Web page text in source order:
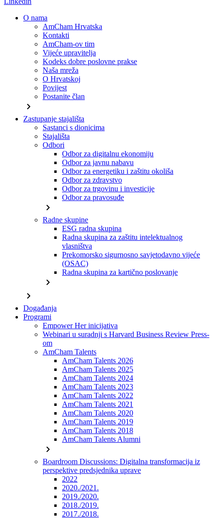
O nama
AmCham Hrvatska
Kontakti
AmCham-ov tim
Vijeće upravitelja
Kodeks dobre poslovne prakse
Naša mreža
O Hrvatskoj
Povijest
Postanite član
chevron_right
Zastupanje stajališta
Sastanci s dionicima
Stajališta
Odbori
Odbor za digitalnu ekonomiju
Odbor za javnu nabavu
Odbor za energetiku i zaštitu okoliša
Odbor za zdravstvo
Odbor za trgovinu i investicije
Odbor za pravosuđe
chevron_right
Radne skupine
ESG radna skupina
Radna skupina za zaštitu intelektualnog
vlasništva
Prekomorsko sigurnosno savjetodavno vijeće
(OSAC)
Radna skupina za kartično poslovanje
chevron_right
chevron_right
Događanja
Programi
Empower Her inicijativa
Webinari u suradnji s Harvard Business Review Press-
om
AmCham Talents
AmCham Talents 2026
AmCham Talents 2025
AmCham Talents 2024
AmCham Talents 2023
AmCham Talents 2022
AmCham Talents 2021
AmCham Talents 2020
AmCham Talents 2019
AmCham Talents 2018
AmCham Talents Alumni
chevron_right
Boardroom Discussions: Digitalna transformacija iz
perspektive predsjednika uprave
2022
2020./2021.
2019./2020.
2018./2019.
2017./2018.